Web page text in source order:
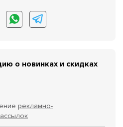
о новинках и скидках
рекламно-